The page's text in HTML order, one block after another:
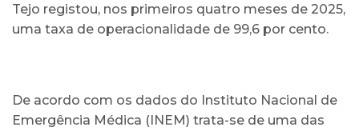
Tejo registou, nos primeiros quatro meses de 2025,
uma taxa de operacionalidade de 99,6 por cento.
De acordo com os dados do Instituto Nacional de
Emergência Médica (INEM) trata-se de uma das